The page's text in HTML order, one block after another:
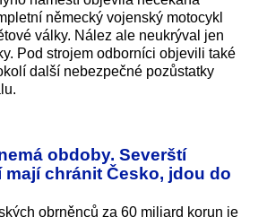
německý vojenský motocykl
války. Nález ale neukrýval jen
Pod strojem odborníci objevili také
další nebezpečné pozůstatky
obdoby. Severští
chránit Česko, jdou do
obrněnců za 60 miliard korun je